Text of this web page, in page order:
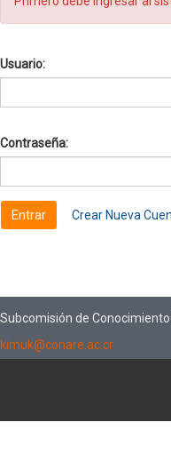
Usuario:
Contraseña:
Crear Nueva
Subcomisión de
kimuk@conare.ac.cr